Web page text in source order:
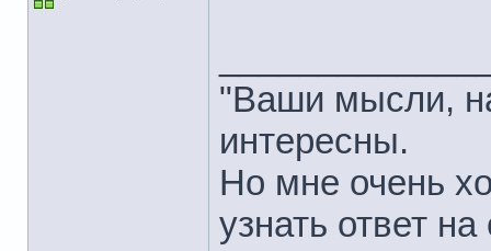
"Ваши мысли,
интересны.
Но мне очень
узнать ответ